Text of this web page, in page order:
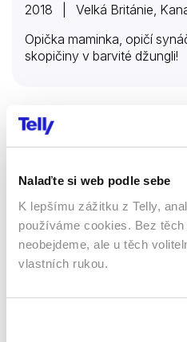
Nalaďte si web podle sebe
K lepšímu zážitku z Telly,
používáme cookies. Bez
neobejdeme, ale u těch
vlastních rukou.
2018 | Velká Británie,
Opička maminka, opičí
skopičiny v barvité džungli!
Matylda